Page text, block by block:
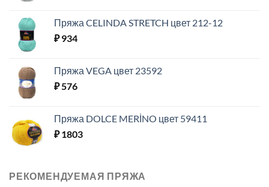
Пряжа CELINDA STRETCH цвет 212-12
₽934
Пряжа VEGA цвет 23592
₽576
Пряжа DOLCE MERİNO цвет 59411
₽1803
РЕКОМЕНДУЕМАЯ ПРЯЖА